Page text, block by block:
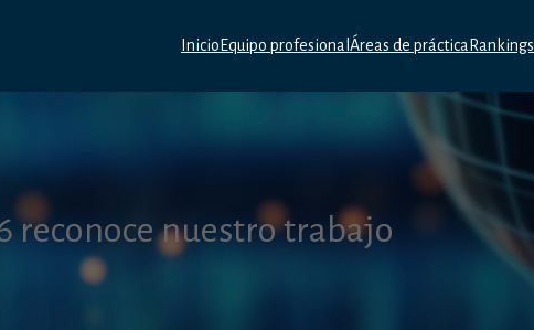
Inicio Equipo profesional Áreas de práctica Rankings
reconoce nuestro trabajo